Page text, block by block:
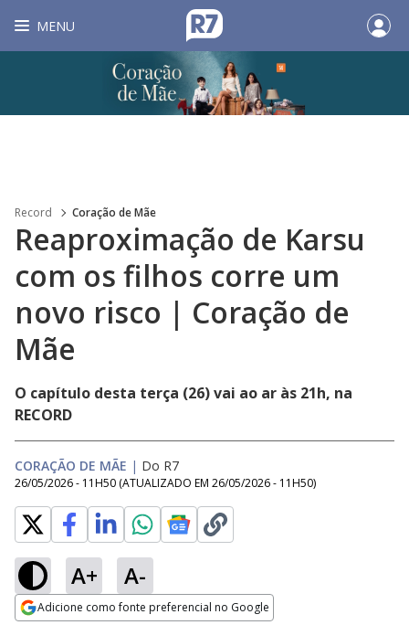
MENU
Record Coração de Mãe
Reaproximação de Karsu
com os filhos corre um
novo risco | Coração de
Mãe
O capítulo desta terça (26) vai ao ar às 21h, na
RECORD
CORAÇÃO DE MÃE | Do R7
26/05/2026 - 11H50 (ATUALIZADO EM 26/05/2026 - 11H50)
A+ A-
Adicione como fonte preferencial no Google
Ativar
100.00%